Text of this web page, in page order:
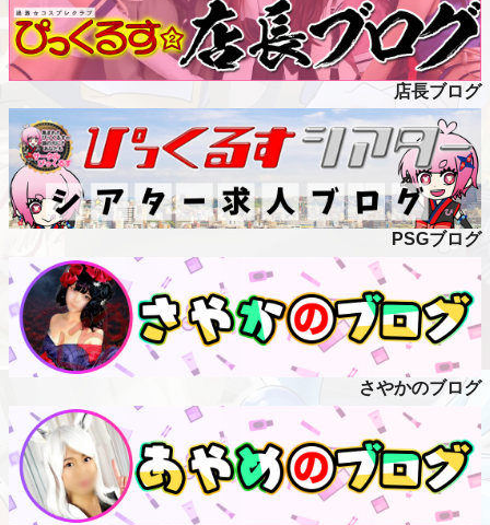
店長ブログ
PSGブログ
さやかのブログ